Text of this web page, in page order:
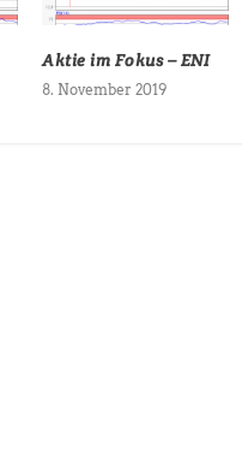
Aktie im Fokus – ENI
8. November 2019